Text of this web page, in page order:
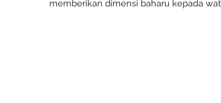
memberikan dimensi baharu kepada